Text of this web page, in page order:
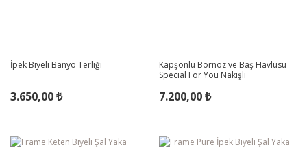
İpek Biyeli Banyo Terliği
3.650,00 ₺
Kapşonlu Bornoz ve Baş Havlusu
Special For You Nakışlı
7.200,00 ₺